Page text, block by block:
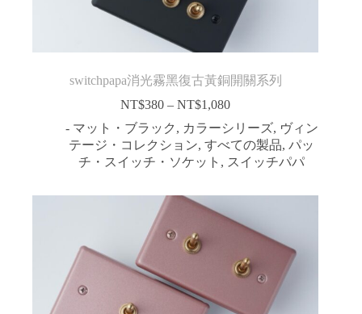
switchpapa消光霧黑復古黃銅開關系列
NT$380 –NT$1,080価
格
帯:
NT$380
–
- マット・ブラック , カラーシリーズ, ヴィン
テージ・コレクション,すべての製品,パッ
チ・スイッチ・ソケット , スイッチパパ